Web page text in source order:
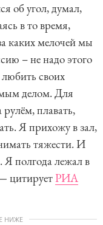
об угол, думал,
в то время,
каких мелочей мы
– не надо этого
своих
делом. Для
плавать,
Я прихожу в зал,
тяжести. И
Я полгода лежал в
цитируетРИА
НИЖЕ